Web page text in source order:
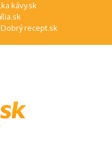
kávy.sk
Dobrý recept.sk